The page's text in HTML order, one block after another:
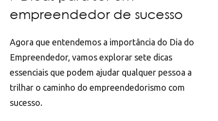
empreendedor de sucesso
Agora que entendemos a importância do Dia do
Empreendedor, vamos explorar sete dicas
essenciais que podem ajudar qualquer pessoa a
trilhar o caminho do empreendedorismo com
sucesso.